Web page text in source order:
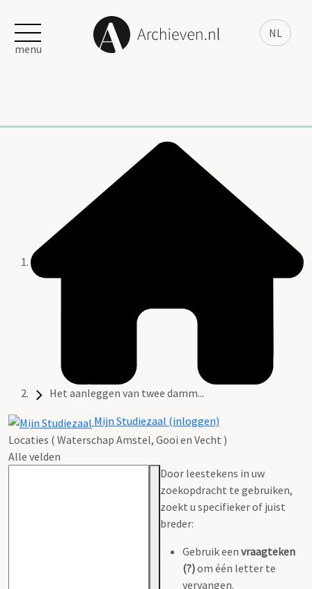
NL
menu
Het aanleggen van twee damm...
Mijn Studiezaal (inloggen)
Locaties ( Waterschap Amstel, Gooi en Vecht )
Alle velden
Door leestekens in uw
zoekopdracht te gebruiken,
zoekt u specifieker of juist
breder:
Gebruik een vraagteken
(?)om één letter te
vervangen.